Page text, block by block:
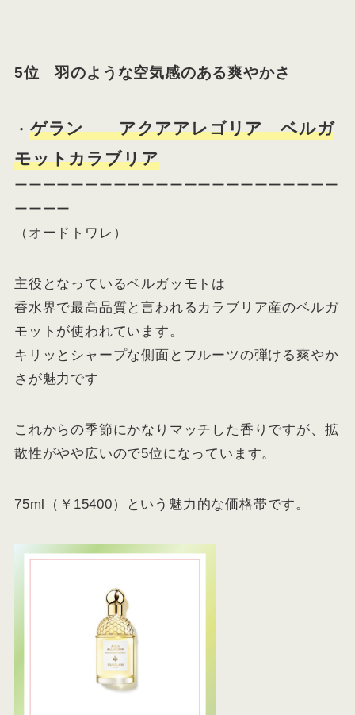
5位 羽のような空気感のある爽やかさ
・ ゲラン アクアアレゴリア ベルガ
モットカラブリア
ーーーーーーーーーーーーーーーーーーーーーーー
ーーーー
（オードトワレ）
主役となっているベルガッモトは
香水界で最高品質と言われるカラブリア産のベルガ
モットが使われています。
キリッとシャープな側面とフルーツの弾ける爽やか
さが魅力です
これからの季節にかなりマッチした香りですが、拡
散性がやや広いので5位になっています。
75ml（￥15400）という魅力的な価格帯です。